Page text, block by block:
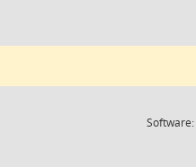
Software: